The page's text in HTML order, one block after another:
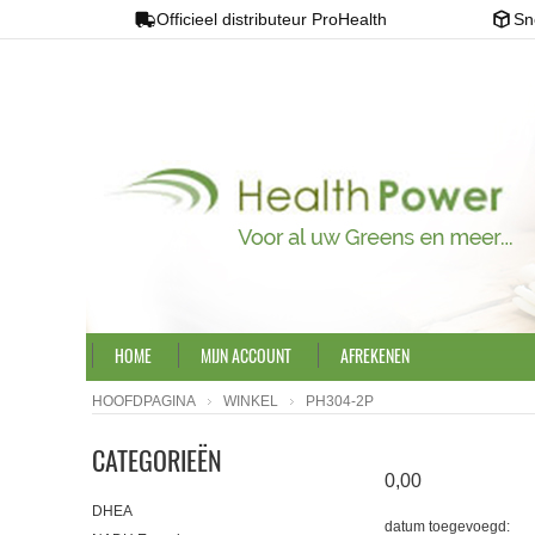
Officieel distributeur ProHealth
HOME MIJN ACCOUNT AFREKENEN
HOOFDPAGINA WINKEL PH304-2P
CATEGORIEËN
DHEA
0,00
datum toegevoegd: